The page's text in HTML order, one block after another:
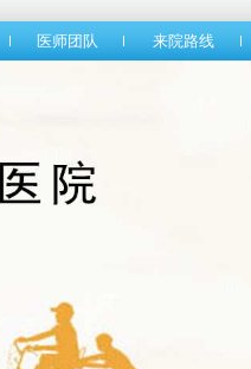
医师团队 来院路线